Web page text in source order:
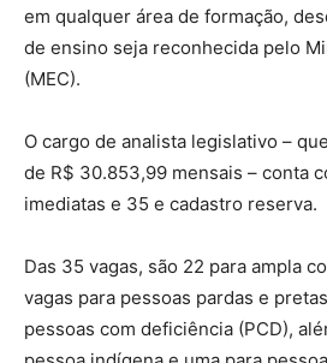
em qualquer área de formação,
de ensino seja reconhecida pelo
(MEC).
O cargo de analista legislativo –
de R$ 30.853,99 mensais – conta
imediatas e 35 e cadastro reserva.
Das 35 vagas, são 22 para ampla
vagas para pessoas pardas e
pessoas com deficiência (PCD),